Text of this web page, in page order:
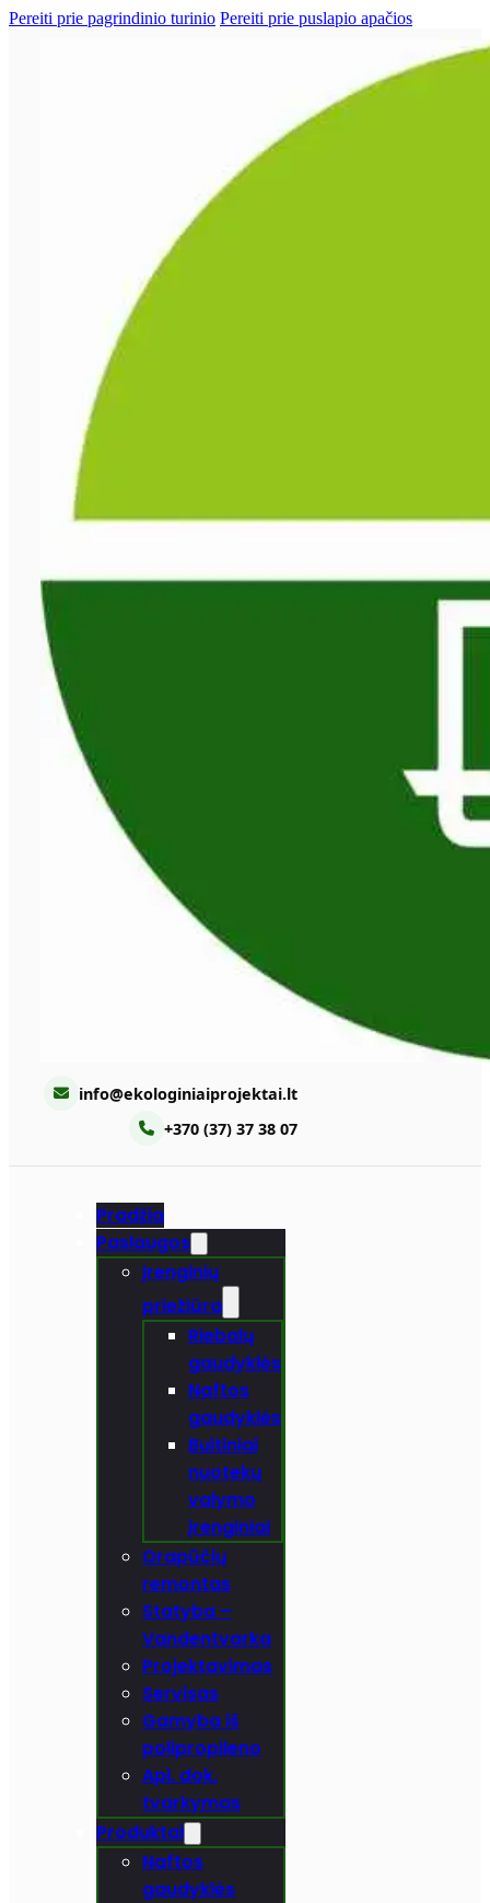
Pereiti prie pagrindinio turinio Pereiti prie puslapio apačios
info@ekologiniaiprojektai.lt
+370 (37) 37 38 07
Pradžia
Paslaugos
Įrenginių
priežiūra
Riebalų
gaudyklės
Naftos
gaudyklės
Buitiniai
nuotekų
valymo
įrenginiai
Orapūčių
remontas
Statyba –
Vandentvarka
Projektavimas
Servisas
Gamyba iš
polipropileno
Apl. dok.
tvarkymas
Produktai
Naftos
gaudyklės